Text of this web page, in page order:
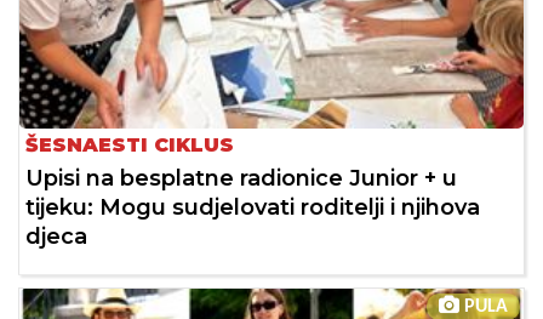
ŠESNAESTI CIKLUS
Upisi na besplatne radionice Junior + u
tijeku: Mogu sudjelovati roditelji i njihova
djeca
PULA